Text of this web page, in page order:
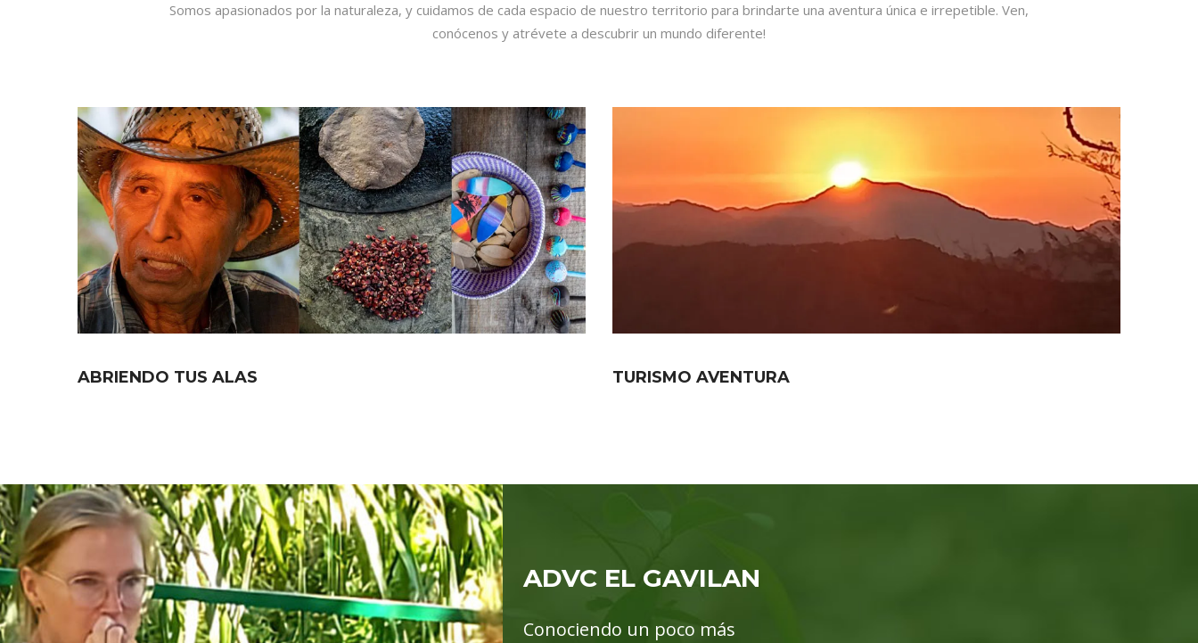
Somos apasionados por la naturaleza, y cuidamos de cada espacio de nuestro territorio para brindarte una aventura única e irrepetible. Ven,
conócenos y atrévete a descubrir un mundo diferente!
ABRIENDO TUS ALAS TURISMO AVENTURA
ADVC EL GAVILAN
Conociendo un poco más